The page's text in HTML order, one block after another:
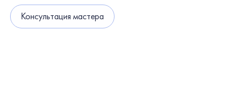
Консультация мастера